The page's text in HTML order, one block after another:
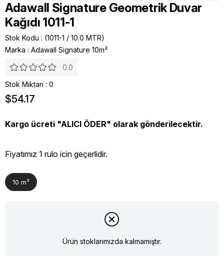
Adawall Signature Geometrik Duvar
Kağıdı 1011-1
Stok Kodu
(1011-1 / 10.0 MTR)
Marka : Adawall Signature 10m²
0.0
Stok Miktarı : 0
$54.17
Kargo ücreti "ALICI ÖDER" olarak gönderilecektir.
Fiyatımız 1 rulo icin geçerlidir.
10 m²
Ürün stoklarımızda kalmamıştır.